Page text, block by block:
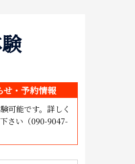
アクセス
せ・予約情報
可能です。詳しく
さい（090-9047-